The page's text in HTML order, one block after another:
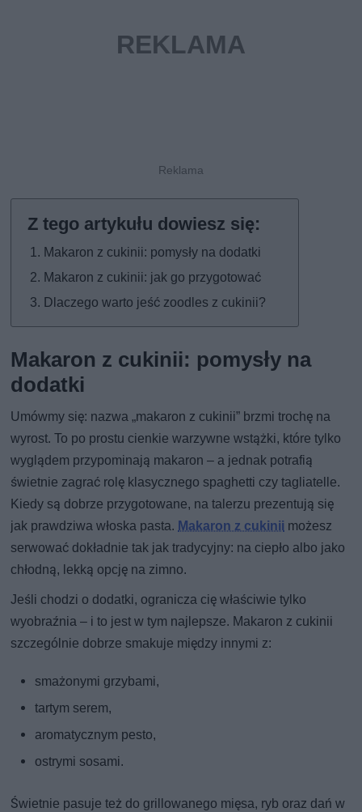
Makaron z cukinii: pomysły na dodatki
Makaron z cukinii: jak go przygotować
Dlaczego warto jeść zoodles z cukinii?
Makaron z cukinii: pomysły na
dodatki
Umówmy się: nazwa „makaron z cukinii” brzmi trochę na
wyrost. To po prostu cienkie warzywne wstążki, które tylko
wyglądem przypominają makaron – a jednak potrafią
świetnie zagrać rolę klasycznego spaghetti czy tagliatelle.
Kiedy są dobrze przygotowane, na talerzu prezentują się
jak prawdziwa włoska pasta. Makaron z cukinii możesz
serwować dokładnie tak jak tradycyjny: na ciepło albo jako
chłodną, lekką opcję na zimno.
Jeśli chodzi o dodatki, ogranicza cię właściwie tylko
wyobraźnia – i to jest w tym najlepsze. Makaron z cukinii
szczególnie dobrze smakuje między innymi z:
smażonymi grzybami,
tartym serem,
aromatycznym pesto,
ostrymi sosami.
Świetnie pasuje też do grillowanego mięsa, ryb oraz dań w